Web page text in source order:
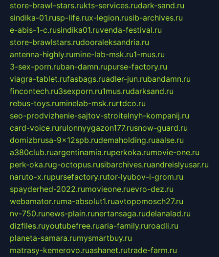
store-brawl-stars.rukts-services.rudark-sand.ru
sindika-01.rusp-life.rux-legion.rusib-archives.ru
e-abis-1-c.rusindika01.ruvenda-festival.ru
store-brawlstars.rudooraleksandria.ru
antenna-highly.rumine-lab-msk.ru1-mus.ru
3-sex-porn.ruban-damn.rupurse-factory.ru
viagra-tablet.rufasbags.ruadler-jun.rubandamn.ru
fincontech.ru3sexporn.ru1mus.rudarksand.ru
rebus-toys.ruminelab-msk.rurtdco.ru
seo-prodvizhenie-sajtov-stroitelnyh-kompanij.ru
card-voice.rurulonnyygazon177.rusnow-guard.ru
domizbrusa-9x12spb.rudemaholding.ruaalse.ru
a380club.ruargentinamia.ruperkoka.rumovie-one.ru
perk-oka.rug-octopus.rusibarchives.ruandreislyusar.ru
naruto-x.rupursefactory.rutor-lyubov-i-grom.ru
spayderhed-2022.rumovieone.ruevro-dez.ru
webamator.ruma-absolut1.ruavtopomosch27.ru
nv-750.runews-plain.runertansaga.rudelanalad.ru
dizfiles.ruyoutubefree.ruaria-family.ruroadli.ru
planeta-samara.rumysmartbuy.ru
matrasy-kemerovo.ruashanet.rutrade-farm.ru